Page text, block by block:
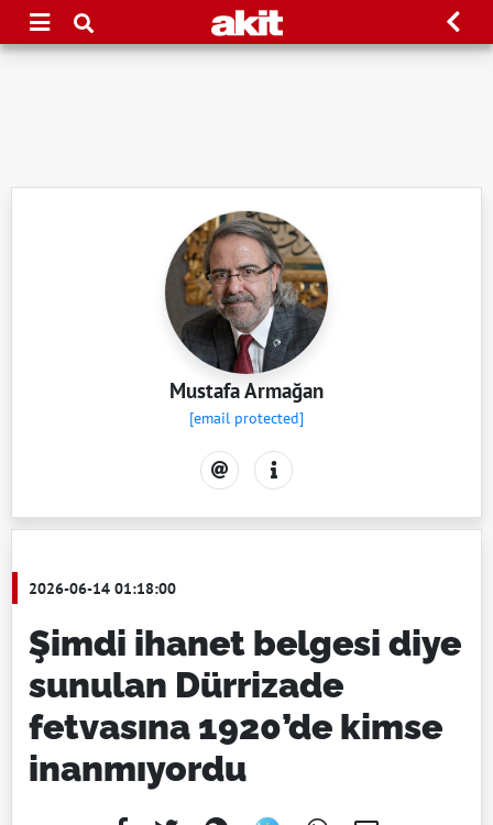
Mustafa Armağan
[email protected]
2026-06-14 01:18:00
Şimdi ihanet belgesi diye
sunulan Dürrizade
fetvasına 1920’de kimse
inanmıyordu